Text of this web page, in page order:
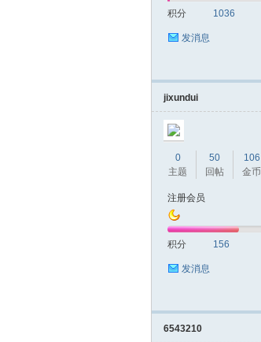
积分 1036
发消息
jixundui
0
主题
50
回帖
106
金币
注册会员
积分 156
发消息
6543210